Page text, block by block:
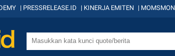
| PRESSRELEASE.ID | KINERJA EMITEN |